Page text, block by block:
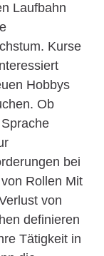
Laufbahn
Kurse
Hobbys
Ob
bei
Rollen Mit
von
definieren
Tätigkeit in